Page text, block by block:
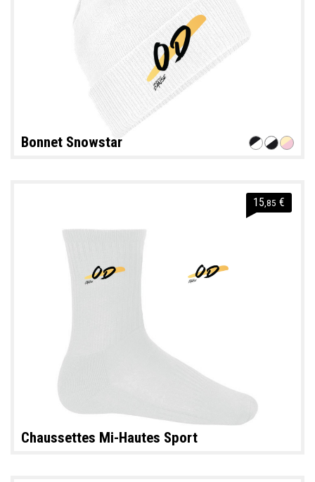
Bonnet Snowstar
15 ,85 €
Chaussettes Mi-Hautes Sport